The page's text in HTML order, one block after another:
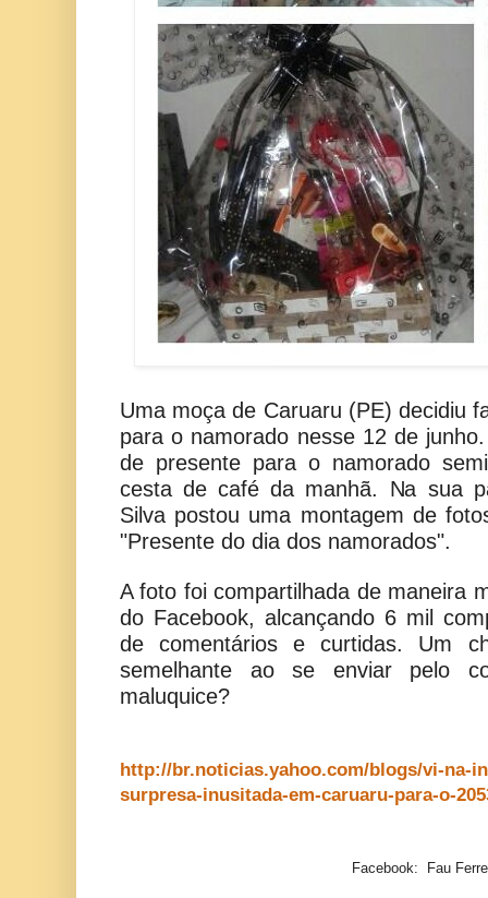
Uma moça de Caruaru (PE) decidiu
para o namorado nesse 12 de
de presente para o namorado
cesta de café da manhã. Na sua
Silva postou uma montagem de
"Presente do dia dos namorados".
A foto foi compartilhada de maneira
do Facebook, alcançando 6 mil
de comentários e curtidas. Um
semelhante ao se enviar pelo
maluquice?
http://br.noticias.yahoo.com/blogs/vi-na-
surpresa-inusitada-em-caruaru-para-o-
Facebook: Fau